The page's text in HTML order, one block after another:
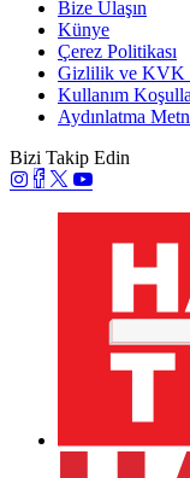
Bize Ulaşın
Künye
Çerez Politikası
Gizlilik ve KVK
Kullanım
Aydınlatma
Bizi Takip Edin